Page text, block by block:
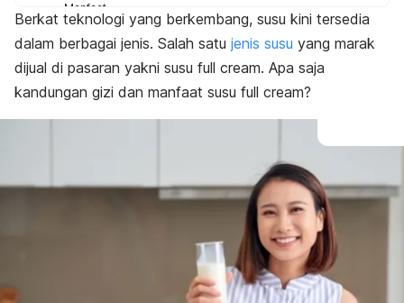
Manfaat
Kekurangan
Berkat teknologi yang berkembang, susu kini tersedia
dalam berbagai jenis. Salah satu jenis susu yang marak
dijual di pasaran yakni susu full cream. Apa saja
kandungan gizi dan manfaat susu full cream?